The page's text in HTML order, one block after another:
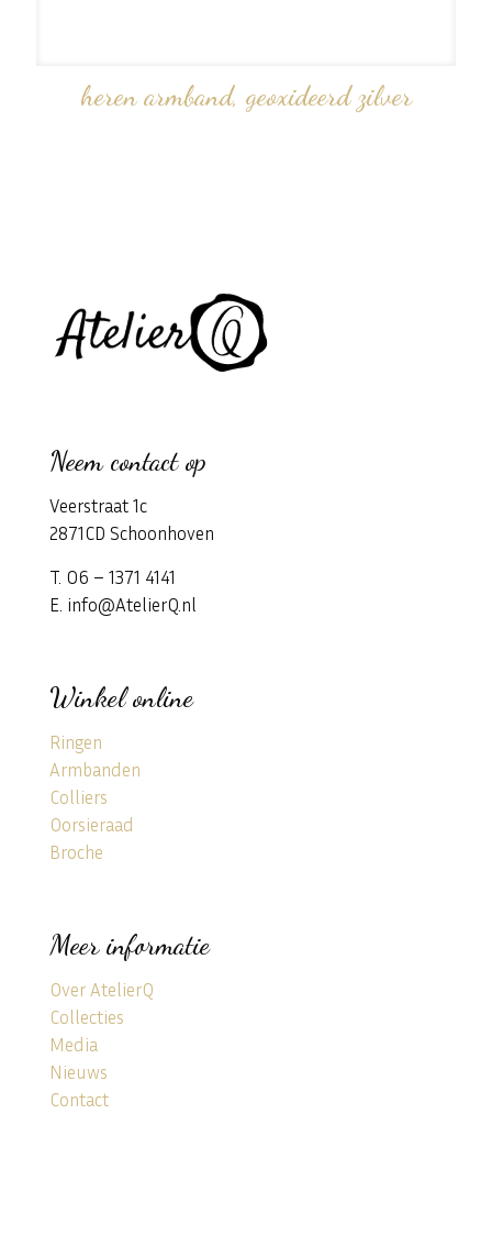
heren armband, geoxideerd zilver
Neem contact op
Veerstraat 1c
2871CD Schoonhoven
T. 06 – 1371 4141
E. info@AtelierQ.nl
Winkel online
Ringen
Armbanden
Colliers
Oorsieraad
Broche
Meer informatie
Over AtelierQ
Collecties
Media
Nieuws
Contact